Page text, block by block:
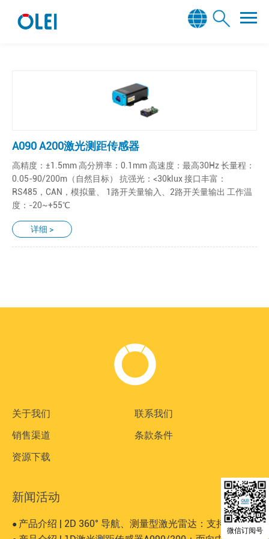
A090 A200激光测距传感器
高精度：±1.5mm 高分辨率：0.1mm 高速度：最高30Hz 长量程：
0.05-90/200m（自然目标） 抗强光：<30klux 接口丰富：
RS485，CAN，模拟量、 1路开关量输入、2路开关量输出 工作温
度：-20~+55℃
详细 >
关于我们
联系我们
销售渠道
条款条件
资源下载
新闻活动
● 产品介绍 | 2D 360° 导航、测量型激光雷达：支持有反、无反等大而复杂场景
微信订阅号